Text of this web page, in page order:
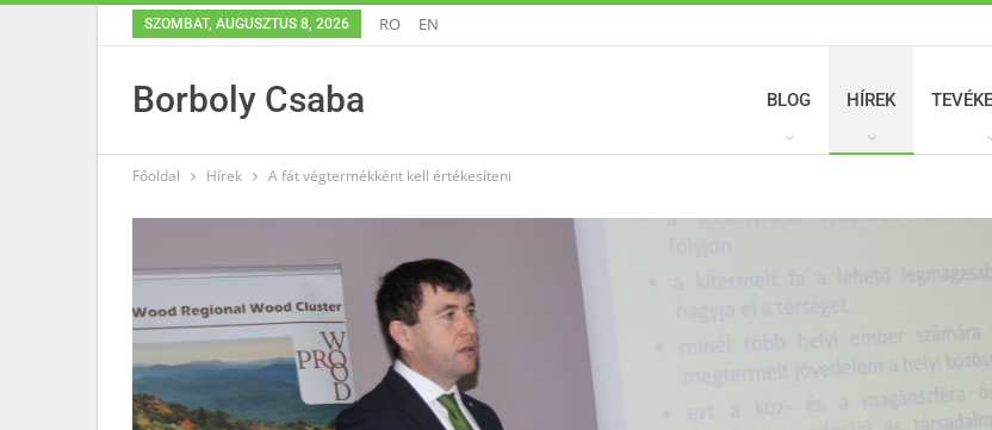
SZOMBAT, AUGUSZTUS 8, 2026 RO EN
Borboly Csaba BLOG HÍREK
Főoldal Hírek A fát végtermékként kell értékesíteni